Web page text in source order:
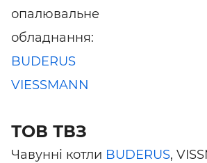
опалювальне
обладнання:
BUDERUS
VIESSMANN
ТОВ ТВЗ
Чавунні котли BUDERUS,